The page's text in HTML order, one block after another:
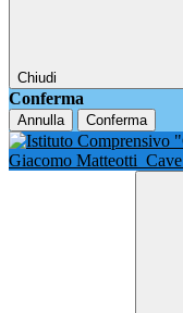
Chiudi
Conferma
Annulla Conferma
Giacomo Matteotti Cave